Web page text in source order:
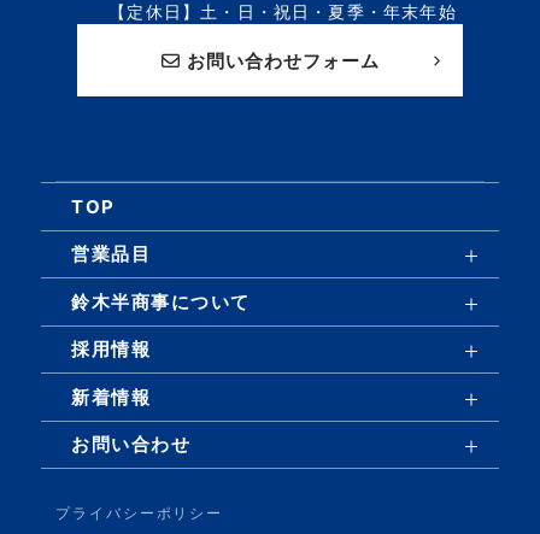
【定休日】土・日・祝日・夏季・年末年始
お問い合わせフォーム
TOP
営業品目
鈴木半商事について
採用情報
新着情報
お問い合わせ
プライバシーポリシー